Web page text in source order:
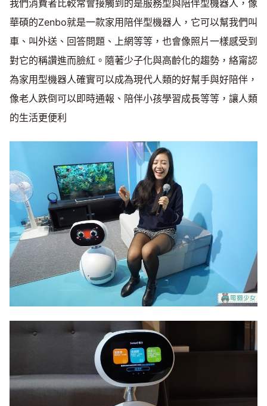
我們消費者比較常會接觸到的是服務型與陪伴型機器人，像
華碩的Zenbo就是一款家用陪伴型機器人，它可以幫我們叫
車、叫外送、回答問題、上網等等，也會像照片一樣感受到
對它的稱讚進而臉紅。隨著少子化與高齡化的趨勢，絡甯認
為家用型機器人確實可以成為現代人類的好幫手與好陪伴，
像老人跌倒可以即時通報、陪伴小孩學習成長等等，讓人類
的生活更便利